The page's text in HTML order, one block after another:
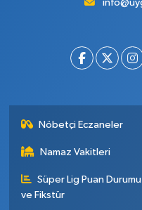
Nöbetçi Eczaneler
Namaz Vakitleri
Süper Lig Puan Durumu
ve Fikstür